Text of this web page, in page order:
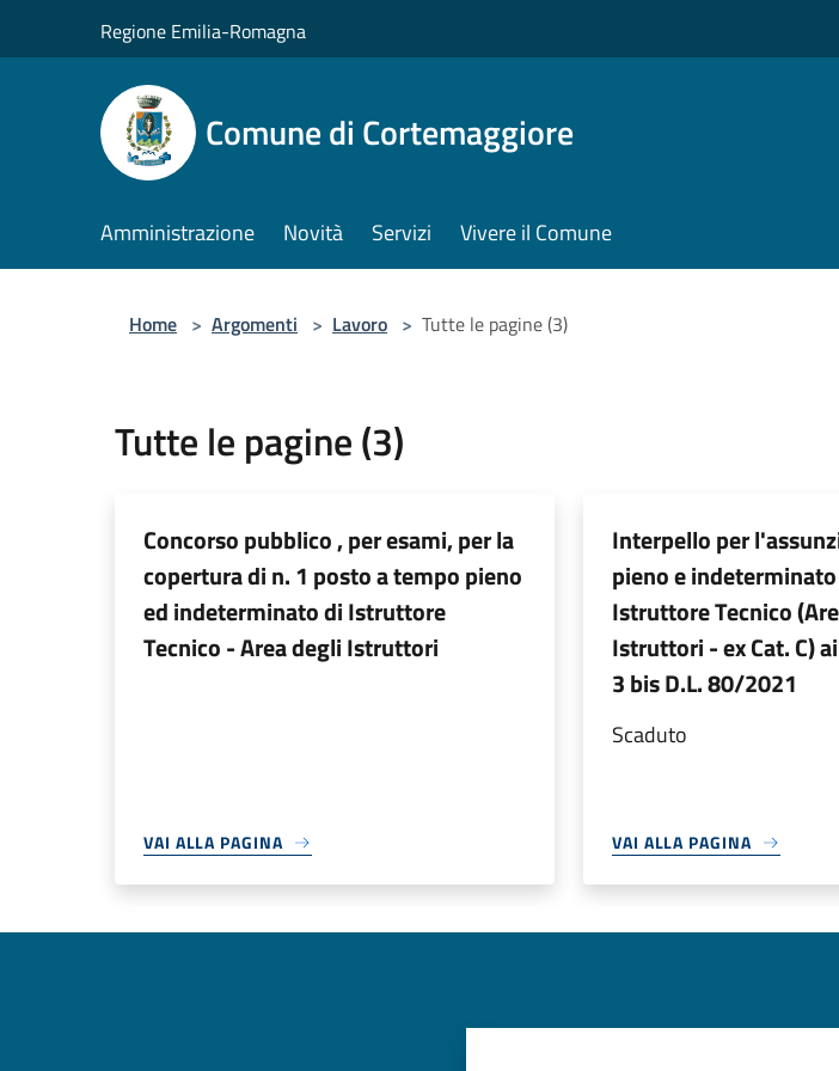
Regione Emilia-Romagna
Comune di Cortemaggiore
Amministrazione Novità Servizi Vivere il Comune
Home > Argomenti > Lavoro > Tutte le pagine (3)
Tutte le pagine (3)
Concorso pubblico , per esami, per la
copertura di n. 1 posto a tempo pieno
ed indeterminato di Istruttore
Tecnico - Area degli Istruttori
VAI ALLA PAGINA
Interpello per
pieno e
Istruttore Tecnico
Istruttori - ex Cat. C)
3 bis D.L. 80/2021
Scaduto
VAI ALLA PAGINA